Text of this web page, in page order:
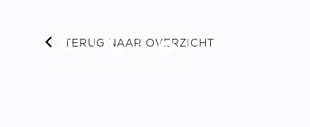
TERUG NAAR OVERZICHT